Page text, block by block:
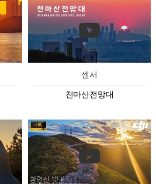
센서
천마산전망대